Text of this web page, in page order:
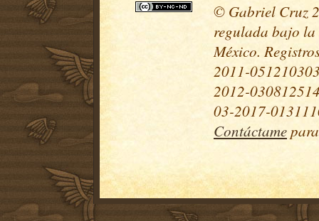
© Gabriel Cruz
regulada bajo la
México.
2011-
2012-
03-2017-
Contáctame